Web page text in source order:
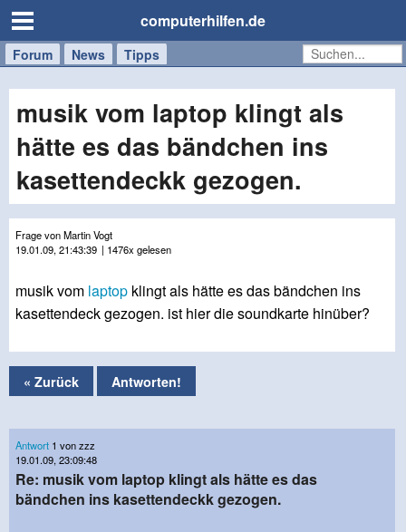
computerhilfen.de
Forum News Tipps
Handy
Tablet
Windows
Mac
musik vom laptop klingt als
hätte es das bändchen ins
kasettendeckk gezogen.
Frage von Martin Vogt
19.01.09, 21:43:39 | 1476x gelesen
musik vom laptop klingt als hätte es das bändchen ins
kasettendeck gezogen. ist hier die soundkarte hinüber?
« Zurück Antworten!
Antwort 1 von zzz
19.01.09, 23:09:48
Re: musik vom laptop klingt als hätte es das
bändchen ins kasettendeckk gezogen.